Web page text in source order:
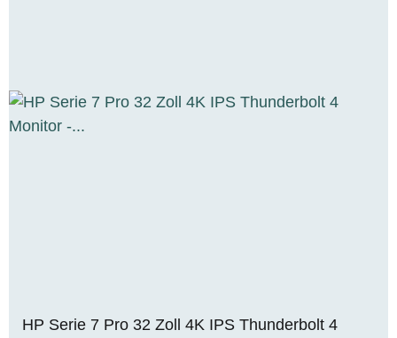
HP Serie 7 Pro 32 Zoll 4K IPS Thunderbolt 4